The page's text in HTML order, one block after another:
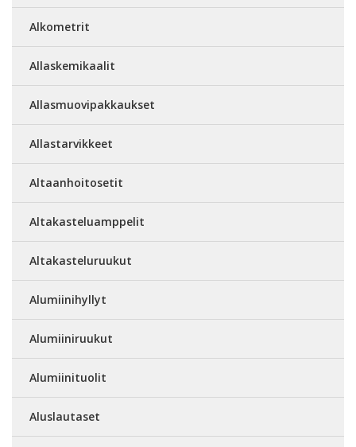
Alkometrit
Allaskemikaalit
Allasmuovipakkaukset
Allastarvikkeet
Altaanhoitosetit
Altakasteluamppelit
Altakasteluruukut
Alumiinihyllyt
Alumiiniruukut
Alumiinituolit
Aluslautaset